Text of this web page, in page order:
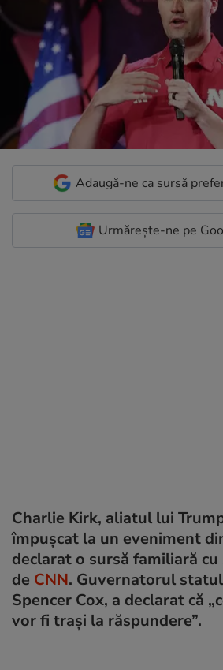
Adaugă-ne ca sursă
Urmărește-ne pe
Charlie Kirk, aliatul lui
împușcat la un eveniment
declarat o sursă familiară
de CNN. Guvernatorul
Spencer Cox, a declarat că
vor fi trași la răspundere”.